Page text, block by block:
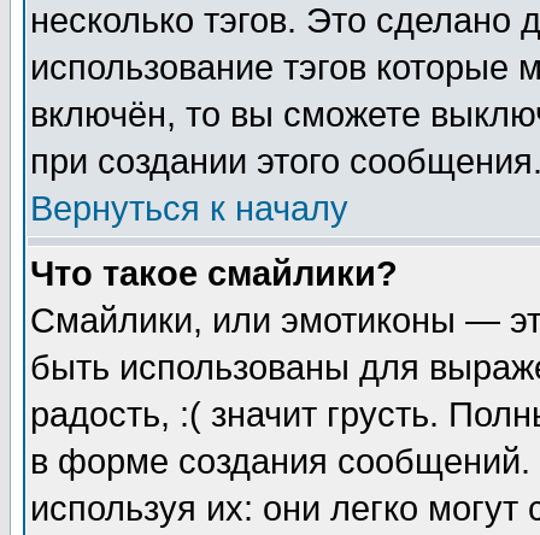
несколько тэгов. Это сделано
использование тэгов
включён, то вы сможете
при создании этого
Вернуться к началу
Что такое смайлики?
Смайлики, или эмотиконы —
быть использованы для
радость, :( значит грусть.
в форме создания сообщений.
используя их: они легко